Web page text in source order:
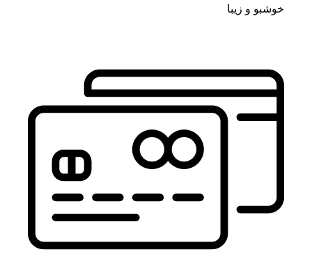
خوشبو و زیبا